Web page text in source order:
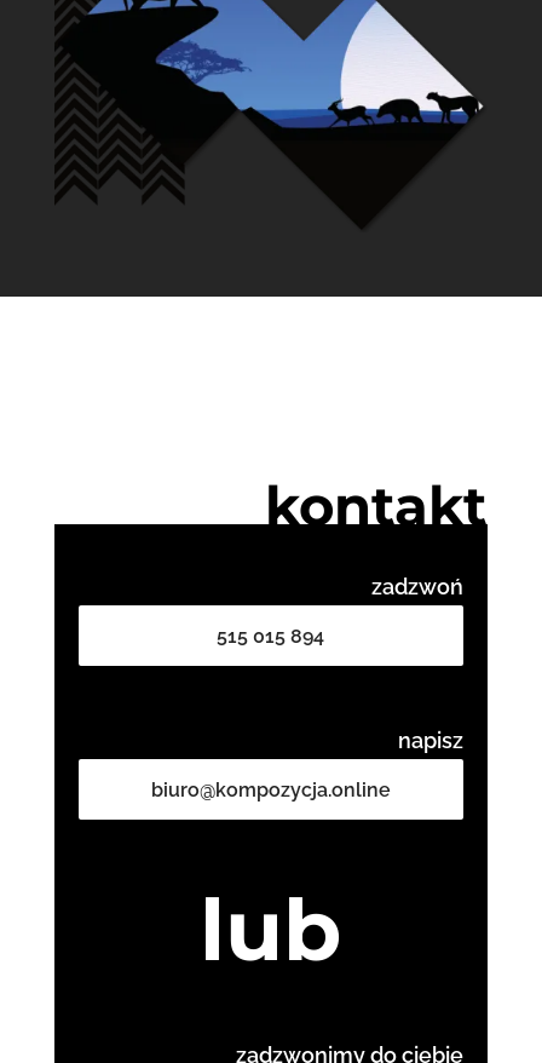
kontakt
zadzwoń
515 015 894
napisz
biuro@kompozycja.online
lub
zadzwonimy do ciebie